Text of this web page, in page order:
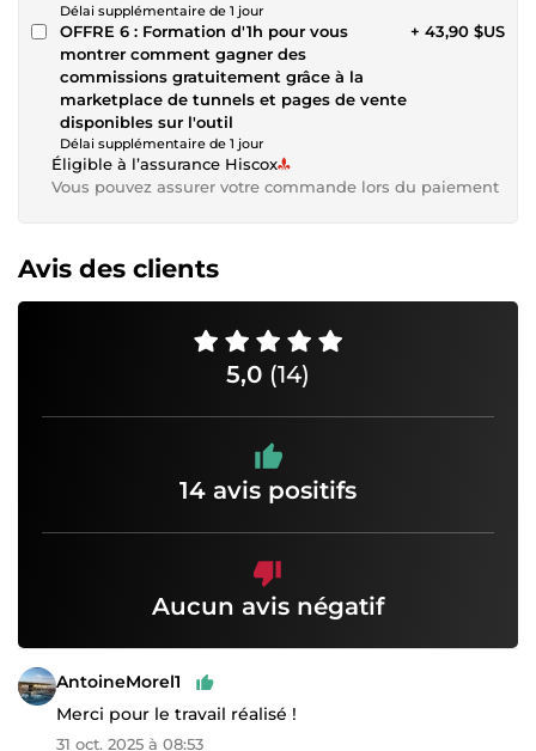
Délai supplémentaire de 1 jour
OFFRE 6 : Formation d'1h pour vous
montrer comment gagner des
commissions gratuitement grâce à la
marketplace de tunnels et pages de vente
disponibles sur l'outil
Délai supplémentaire de 1 jour
+ 43,90 $US
Éligible à l’assurance Hiscox
Vous pouvez assurer votre commande lors du paiement
Avis des clients
5,0 (14)
14 avis positifs
Aucun avis négatif
AntoineMorel1
Merci pour le travail réalisé !
31 oct. 2025 à 08:53